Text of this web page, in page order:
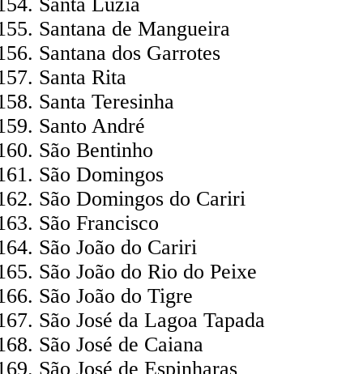
Santana de Mangueira
Santana dos Garrotes
Santa Rita
Santa Teresinha
Santo André
São Bentinho
São Domingos
São Domingos do Cariri
São Francisco
São João do Cariri
São João do Rio do Peixe
São João do Tigre
São José da Lagoa Tapada
São José de Caiana
São José de Espinharas